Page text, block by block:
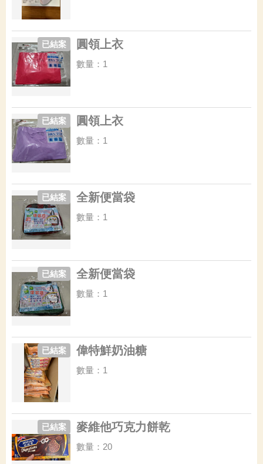
圓領上衣
已結案
數量：1
圓領上衣
已結案
數量：1
全新便當袋
已結案
數量：1
全新便當袋
已結案
數量：1
偉特鮮奶油糖
已結案
數量：1
麥維他巧克力餅乾
已結案
數量：20